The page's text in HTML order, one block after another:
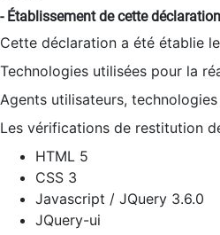
- Établissement de cette
Cette déclaration a été établie
Technologies utilisées pour la
Agents utilisateurs,
Les vérifications de restitution
HTML 5
CSS 3
Javascript / JQuery 3.6.0
JQuery-ui